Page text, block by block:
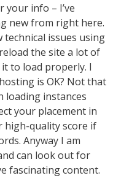
info – I’ve
new from right here.
technical issues using
the site a lot of
to load properly. I
is OK? Not that
loading instances
your placement in
high-quality score if
Anyway I am
can look out for
fascinating content.